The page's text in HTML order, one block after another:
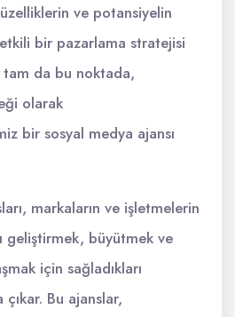
ve potansiyelin
bir pazarlama stratejisi
da bu noktada,
olarak
bir sosyal medya ajansı
markaların ve işletmelerin
geliştirmek, büyütmek ve
için sağladıkları
Bu ajanslar,